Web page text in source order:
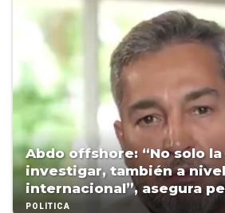
Abdo offshore: “No solo
investigar, también a nivel
internacional”, asegura
POLÍTICA